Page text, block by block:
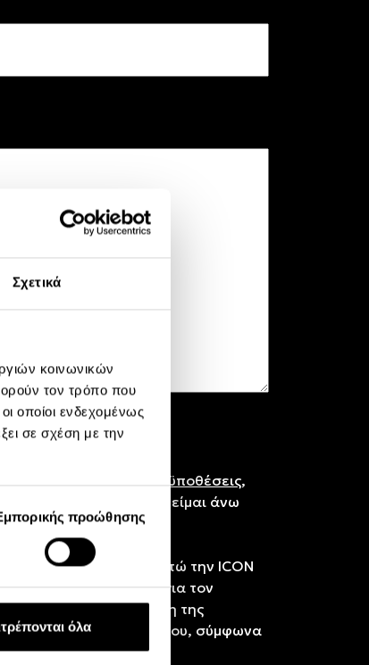
Σχετικά
κοινωνικών
τον τρόπο που
οποίοι ενδεχομένως
σε σχέση με την
προώθησης
όλα
Γενικούς Όρους & Προϋποθέσεις,
στοιχείων μου και ότι είμαι άνω
και εξουσιοδοτώ την ICON
ως άνω στοιχεία μου για τον
σκοπό την ολοκλήρωση της
δοκιμαστικής περιόδου, σύμφωνα